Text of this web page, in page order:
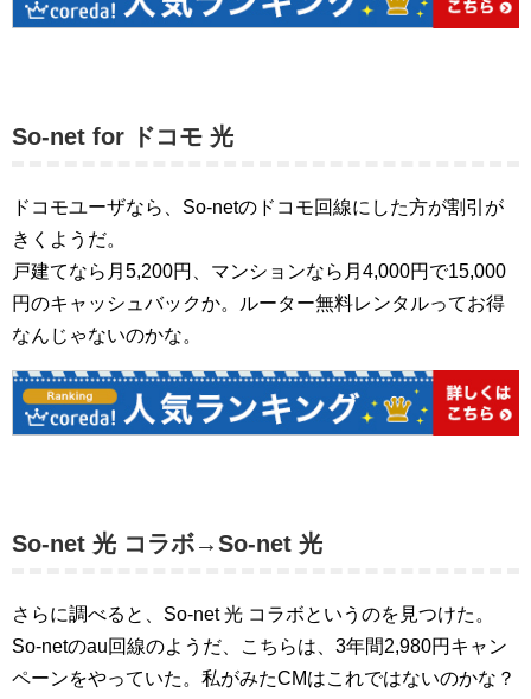
So-net for ドコモ 光
ドコモユーザなら、So-netのドコモ回線にした方が割引が
きくようだ。
戸建てなら月5,200円、マンションなら月4,000円で15,000
円のキャッシュバックか。ルーター無料レンタルってお得
なんじゃないのかな。
So-net 光 コラボ→So-net 光
さらに調べると、So-net 光 コラボというのを見つけた。
So-netのau回線のようだ、こちらは、3年間2,980円キャン
ペーンをやっていた。私がみたCMはこれではないのかな？